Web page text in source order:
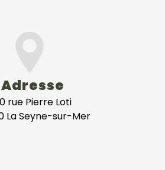
Adresse
rue Pierre Loti
La Seyne-sur-Mer